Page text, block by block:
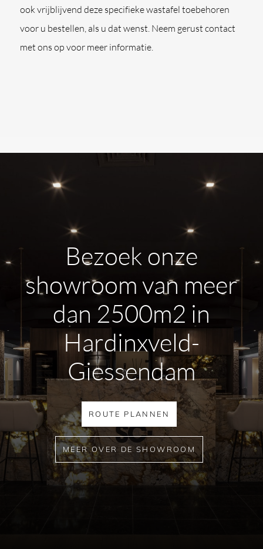
ook vrijblijvend deze specifieke wastafel toebehoren
voor u bestellen, als u dat wenst. Neem gerust contact
met ons op voor meer informatie.
Bezoek onze
showroom van meer
dan 2500m2 in
Hardinxveld-
Giessendam
ROUTE PLANNEN
MEER OVER DE SHOWROOM